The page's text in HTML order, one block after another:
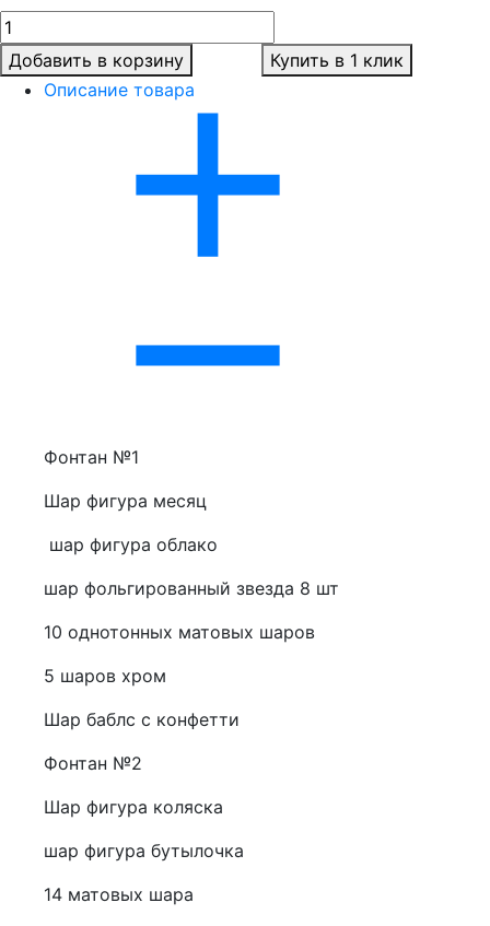
Добавить в корзину
Купить в 1 клик
Описание товара
Фонтан №1
Шар фигура месяц
шар фигура облако
шар фольгированный звезда 8 шт
10 однотонных матовых шаров
5 шаров хром
Шар баблс с конфетти
Фонтан №2
Шар фигура коляска
шар фигура бутылочка
14 матовых шара